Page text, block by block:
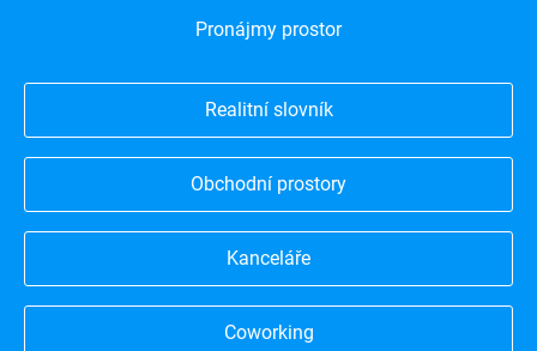
Pronájmy prostor
Realitní slovník
Obchodní prostory
Kanceláře
Coworking